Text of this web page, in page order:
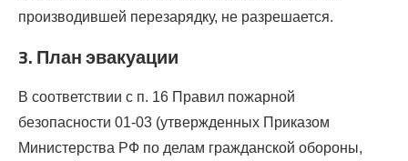
производившей перезарядку, не разрешается.
3. План эвакуации
В соответствии с п. 16 Правил пожарной
безопасности 01-03 (утвержденных Приказом
Министерства РФ по делам гражданской обороны,